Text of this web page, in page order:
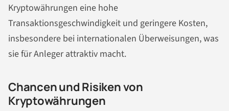
Kryptowährungen eine hohe
Transaktionsgeschwindigkeit und geringere Kosten,
insbesondere bei internationalen Überweisungen, was
sie für Anleger attraktiv macht.
Chancen und Risiken von
Kryptowährungen